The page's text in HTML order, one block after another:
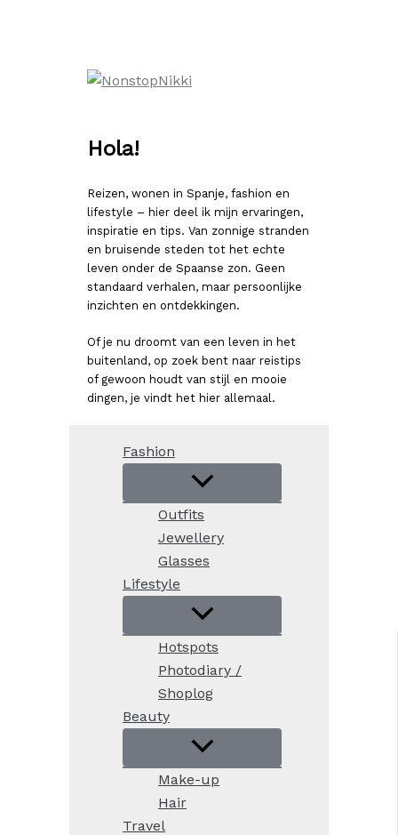
Hola!
Reizen, wonen in Spanje, fashion en
lifestyle – hier deel ik mijn ervaringen,
inspiratie en tips. Van zonnige stranden
en bruisende steden tot het echte
leven onder de Spaanse zon. Geen
standaard verhalen, maar persoonlijke
inzichten en ontdekkingen.
Of je nu droomt van een leven in het
buitenland, op zoek bent naar reistips
of gewoon houdt van stijl en mooie
dingen, je vindt het hier allemaal.
Fashion
Outfits
Jewellery
Glasses
Lifestyle
Hotspots
Photodiary /
Shoplog
Beauty
Make-up
Hair
Travel